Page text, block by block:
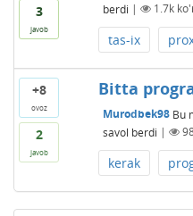
3
javob
berdi | 1.7k
tas-ix
+8
ovoz
2
javob
Bitta
Murodbek98 Bu
savol berdi |
kerak